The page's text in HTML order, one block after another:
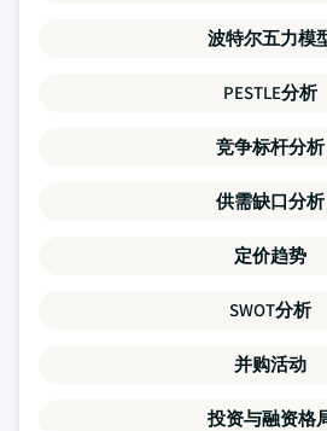
波特尔五力模
PESTLE分析
竞争标杆分析
供需缺口分析
定价趋势
SWOT分析
并购活动
投资与融资格